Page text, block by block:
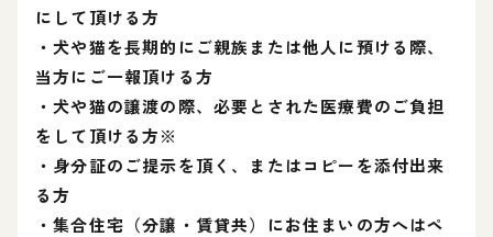
にして頂ける方
・犬や猫を長期的にご親族または他人に預ける際、
当方にご一報頂ける方
・犬や猫の譲渡の際、必要とされた医療費のご負担
をして頂ける方※
・身分証のご提示を頂く、またはコピーを添付出来
る方
・集合住宅（分譲・賃貸共）にお住まいの方へはペ